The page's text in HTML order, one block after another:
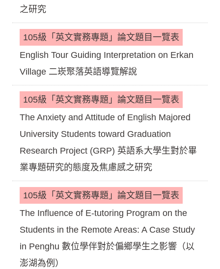
之研究
105級「英文實務專題」論文題目一覽表
English Tour Guiding Interpretation on Erkan
Village 二崁聚落英語導覽解說
105級「英文實務專題」論文題目一覽表
The Anxiety and Attitude of English Majored
University Students toward Graduation
Research Project (GRP) 英語系大學生對於畢
業專題研究的態度及焦慮感之研究
105級「英文實務專題」論文題目一覽表
The Influence of E-tutoring Program on the
Students in the Remote Areas: A Case Study
in Penghu 數位學伴對於偏鄉學生之影響（以
澎湖為例）